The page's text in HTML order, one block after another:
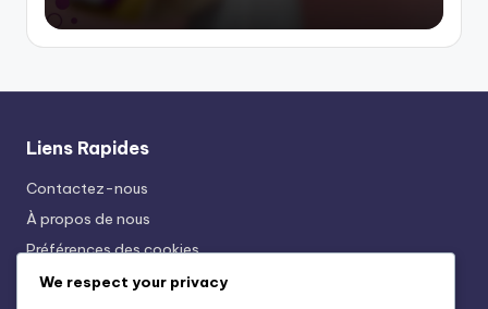
Liens Rapides
Contactez-nous
À propos de nous
Préférences des cookies
Conditions Générales
We respect your privacy